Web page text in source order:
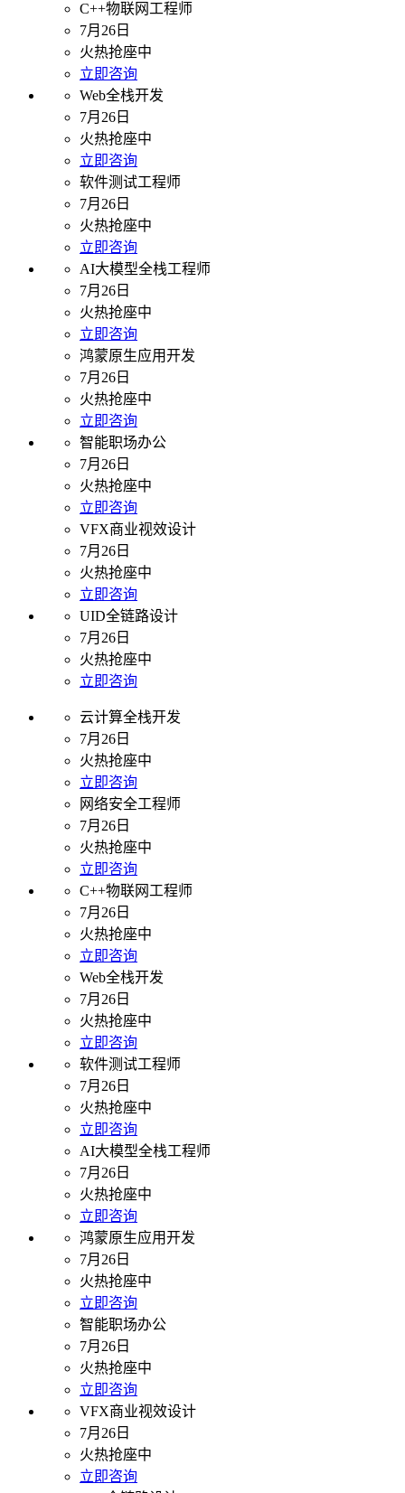
C++物联网工程师
7月26日
火热抢座中
立即咨询
Web全栈开发
7月26日
火热抢座中
立即咨询
软件测试工程师
7月26日
火热抢座中
立即咨询
AI大模型全栈工程师
7月26日
火热抢座中
立即咨询
鸿蒙原生应用开发
7月26日
火热抢座中
立即咨询
智能职场办公
7月26日
火热抢座中
立即咨询
VFX商业视效设计
7月26日
火热抢座中
立即咨询
UID全链路设计
7月26日
火热抢座中
立即咨询
云计算全栈开发
7月26日
火热抢座中
立即咨询
网络安全工程师
7月26日
火热抢座中
立即咨询
C++物联网工程师
7月26日
火热抢座中
立即咨询
Web全栈开发
7月26日
火热抢座中
立即咨询
软件测试工程师
7月26日
火热抢座中
立即咨询
AI大模型全栈工程师
7月26日
火热抢座中
立即咨询
鸿蒙原生应用开发
7月26日
火热抢座中
立即咨询
智能职场办公
7月26日
火热抢座中
立即咨询
VFX商业视效设计
7月26日
火热抢座中
立即咨询